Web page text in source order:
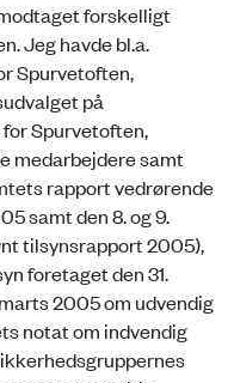
forskelligt
Jeg havde bl.a.
Spurvetoften,
på
Spurvetoften,
medarbejdere samt
rapport vedrørende
samt den 8. og 9.
tilsynsrapport 2005),
foretaget den 31.
2005 om udvendig
notat om indvendig